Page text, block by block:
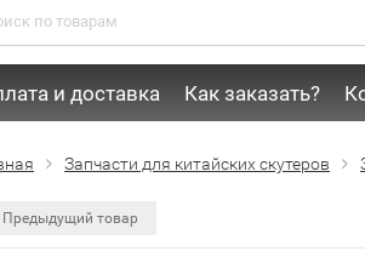
и доставка Как заказать?
Запчасти для китайских скутеров
Предыдущий товар